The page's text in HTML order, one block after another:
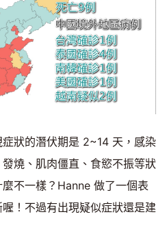
狀的潛伏期是 2~14 天，感染
燒、肌肉僵直、食慾不振等狀
不一樣？Hanne 做了一個表
！不過有出現疑似症狀還是建